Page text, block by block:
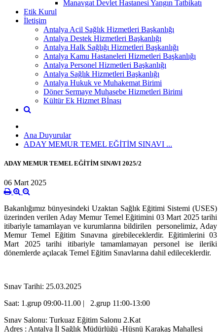
Manavgat Devlet Hastanesi Yangın Tatbikatı
Etik Kurul
İletişim
Antalya Acil Sağlık Hizmetleri Başkanlığı
Antalya Destek Hizmetleri Başkanlığı
Antalya Halk Sağlığı Hizmetleri Başkanlığı
Antalya Kamu Hastaneleri Hizmetleri Başkanlığı
Antalya Personel Hizmetleri Başkanlığı
Antalya Sağlık Hizmetleri Başkanlığı
Antalya Hukuk ve Muhakemat Birimi
Döner Sermaye Muhasebe Hizmetleri Birimi
Kültür Ek Hizmet Bİnası
Ana Duyurular
ADAY MEMUR TEMEL EĞİTİM SINAVI ...
ADAY MEMUR TEMEL EĞİTİM SINAVI 2025/2
06 Mart 2025
Bakanlığımız bünyesindeki Uzaktan Sağlık Eğitimi Sistemi (USES)
üzerinden verilen Aday Memur Temel Eğitimini 03 Mart 2025 tarihi
itibariyle tamamlayan ve kurumlarına bildirilen personelimiz, Aday
Memur Temel Eğitim Sınavına girebileceklerdir. Eğitimlerini 03
Mart 2025 tarihi itibariyle tamamlamayan personel ise ileriki
dönemlerde açılacak Temel Eğitim Sınavlarına dahil edileceklerdir.
Sınav Tarihi: 25.03.2025
Saat: 1.grup 09:00-11.00 | 2.grup 11:00-13:00
Sınav Salonu: Turkuaz Eğitim Salonu 2.Kat
Adres : Antalya İl Sağlık Müdürlüğü -Hüsnü Karakaş Mahallesi